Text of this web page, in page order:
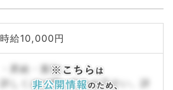
時給10,000円
・昇給・賞与
詳しくはお問い合わせ下さい。詳